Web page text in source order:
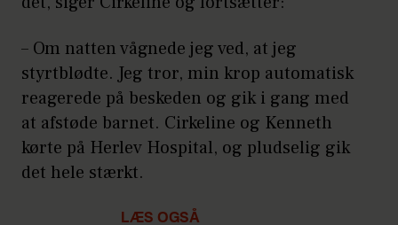
– Om natten vågnede jeg ved, at jeg
styrtblødte. Jeg tror, min krop automatisk
reagerede på beskeden og gik i gang med
at afstøde barnet. Cirkeline og Kenneth
kørte på Herlev Hospital, og pludselig gik
det hele stærkt.
LÆS OGSÅ